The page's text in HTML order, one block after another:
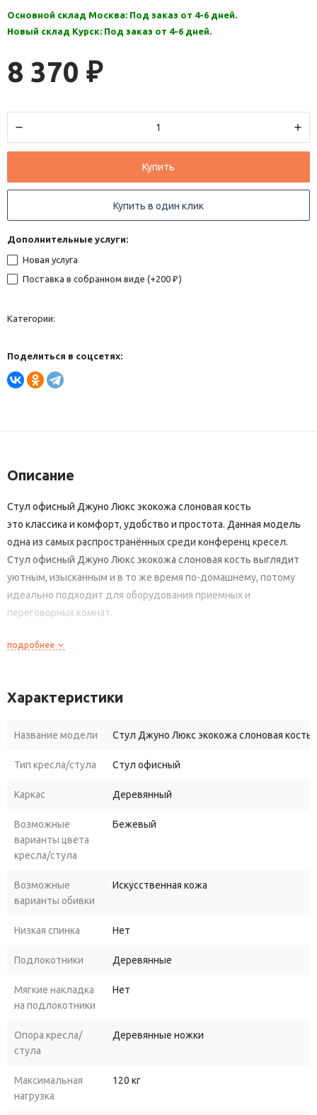
Основной склад Москва: Под заказ от 4-6 дней.
Новый склад Курск: Под заказ от 4-6 дней.
8 370 ₽
Купить
Купить в один клик
Дополнительные услуги:
Новая услуга
Поставка в собранном виде (+200 ₽ )
Категории:
Поделиться в соцсетях:
Описание
Стул офисный Джуно Люкс экокожа слоновая кость
это классика и комфорт, удобство и простота. Данная модель
одна из самых распространённых среди конференц кресел.
Стул офисный Джуно Люкс экокожа слоновая кость выглядит
уютным, изысканным и в то же время по-домашнему, потому
идеально подходит для оборудования приемных и
переговорных комнат.
подробнее
Характеристики
Название модели Стул Джуно Люкс экокожа слоновая кость
Тип кресла/стула Стул офисный
Каркас Деревянный
Возможные
варианты цвета
кресла/стула
Бежевый
Возможные
варианты обивки
Искусственная кожа
Низкая спинка Нет
Подлокотники Деревянные
Мягкие накладка
на подлокотники
Нет
Опора кресла/
стула
Деревянные ножки
Максимальная
нагрузка
120 кг